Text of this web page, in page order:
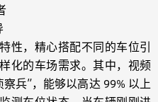
性，精心搭配不同的车位引
化的车场需求。其中，视频
兵”，能够以高达 99% 以上